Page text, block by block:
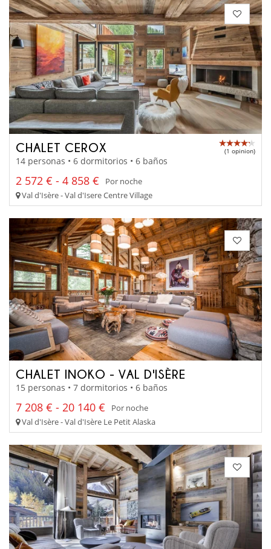
CHALET CEROX (1 opinion)
14 personas • 6 dormitorios • 6 baños
2 572 € - 4 858 €
Por noche
Val d'Isère - Val d'Isere Centre Village
CHALET INOKO - VAL D'ISÈRE
15 personas • 7 dormitorios • 6 baños
7 208 € - 20 140 €
Por noche
Val d'Isère - Val d'Isère Le Petit Alaska